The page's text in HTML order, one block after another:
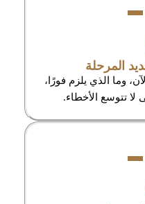
المرحلة
وما الذي يلزم فورًا،
لا تتوسع الأخطاء.